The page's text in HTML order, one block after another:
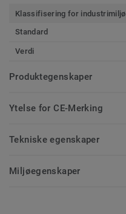
Klassifisering for industrimiljø
Standard
Verdi
Produktegenskaper
Ytelse for CE-Merking
Tekniske egenskaper
Miljøegenskaper